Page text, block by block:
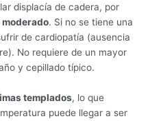
displacía de cadera, por
. Si no se tiene una
de cardiopatía (ausencia
No requiere de un mayor
y cepillado típico.
templados, lo que
puede llegar a ser